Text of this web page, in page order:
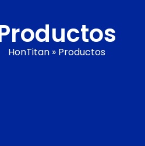
HonTitan» Productos